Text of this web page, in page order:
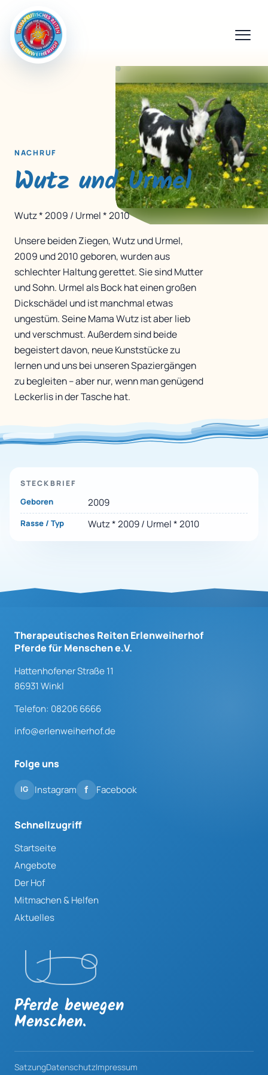
NACHRUF
Wutz und Urmel
Wutz * 2009 / Urmel * 2010
Unsere beiden Ziegen, Wutz und Urmel,
2009 und 2010 geboren, wurden aus
schlechter Haltung gerettet. Sie sind Mutter
und Sohn. Urmel als Bock hat einen großen
Dickschädel und ist manchmal etwas
ungestüm. Seine Mama Wutz ist aber lieb
und verschmust. Außerdem sind beide
begeistert davon, neue Kunststücke zu
lernen und uns bei unseren Spaziergängen
zu begleiten – aber nur, wenn man genügend
Leckerlis in der Tasche hat.
STECKBRIEF
Geboren 2009
Rasse / Typ Wutz * 2009 / Urmel * 2010
Therapeutisches Reiten Erlenweiherhof
Pferde für Menschen e.V.
Hattenhofener Straße 11
86931 Winkl
Telefon: 08206 6666
info@erlenweiherhof.de
Folge uns
Instagram Facebook
Schnellzugriff
Startseite
Angebote
Der Hof
Mitmachen & Helfen
Aktuelles
Pferde bewegen
Menschen.
SatzungDatenschutzImpressum